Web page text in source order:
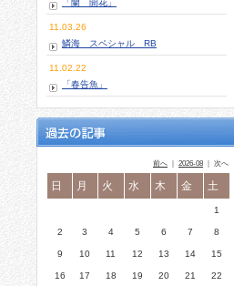
「蘭 開花」
11.03.26
鱗海 スペシャル RB
11.02.22
「春告魚」
前へ 2026-08 ｜ 次へ
日 月 火 水 木 金 土
1
2 3 4 5 6 7 8
9 10 11 12 13 14 15
16 17 18 19 20 21 22